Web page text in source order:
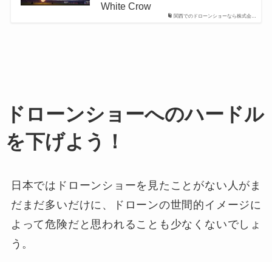
関西でのドローンショーなら株式会…
White Crow
ドローンショーへのハードル
を下げよう！
日本ではドローンショーを見たことがない人がま
だまだ多いだけに、ドローンの世間的イメージに
よって危険だと思われることも少なくないでしょ
う。